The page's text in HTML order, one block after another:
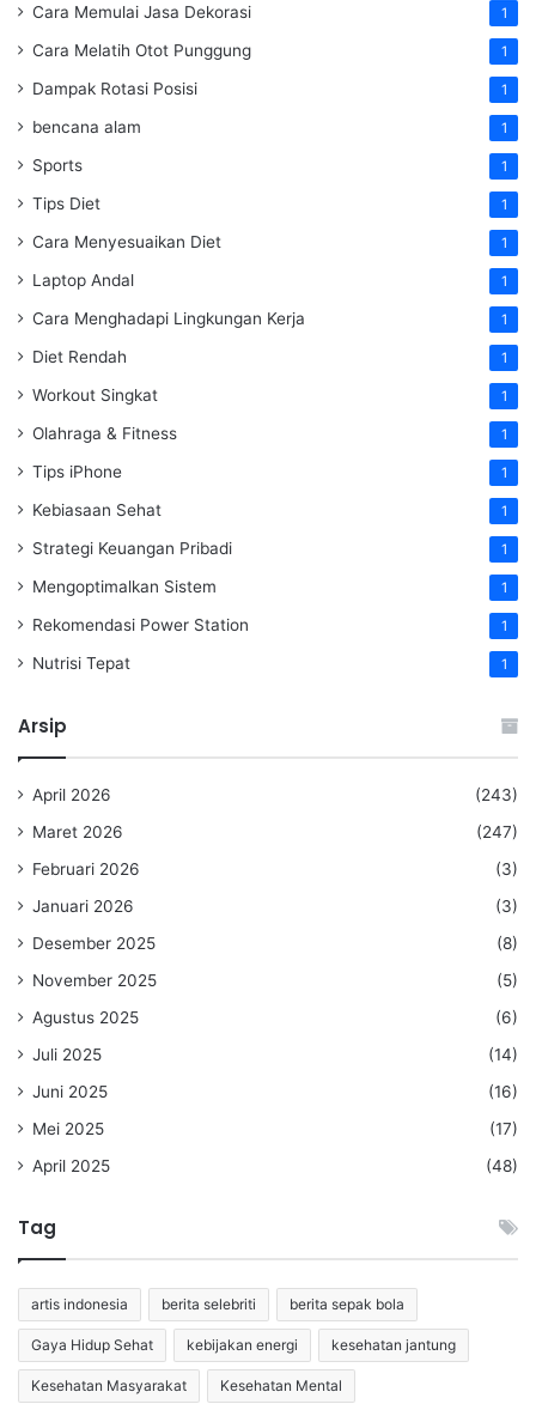
Cara Memulai Jasa Dekorasi 1
Cara Melatih Otot Punggung 1
Dampak Rotasi Posisi 1
bencana alam 1
Sports 1
Tips Diet 1
Cara Menyesuaikan Diet 1
Laptop Andal 1
Cara Menghadapi Lingkungan Kerja 1
Diet Rendah 1
Workout Singkat 1
Olahraga & Fitness 1
Tips iPhone 1
Kebiasaan Sehat 1
Strategi Keuangan Pribadi 1
Mengoptimalkan Sistem 1
Rekomendasi Power Station 1
Nutrisi Tepat 1
Arsip
April 2026
(243)
Maret 2026
(247)
Februari 2026
(3)
Januari 2026
(3)
Desember 2025
(8)
November 2025
(5)
Agustus 2025
(6)
Juli 2025
(14)
Juni 2025
(16)
Mei 2025
(17)
April 2025
(48)
Tag
artis indonesia berita selebriti berita sepak bola
Gaya Hidup Sehat kebijakan energi kesehatan jantung
Kesehatan Masyarakat Kesehatan Mental